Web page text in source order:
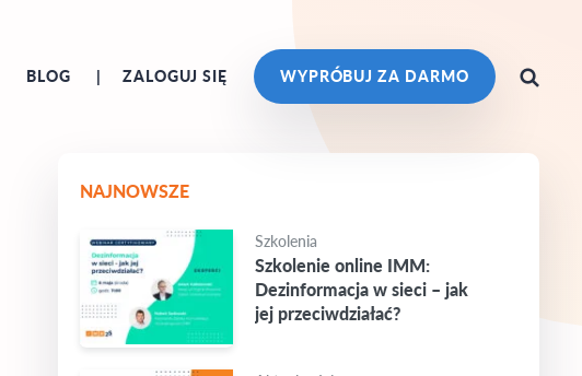
BLOG ZALOGUJ SIĘ WYPRÓBUJ ZA DARMO
NAJNOWSZE
Szkolenia
Szkolenie online IMM:
Dezinformacja w sieci – jak
jej przeciwdziałać?